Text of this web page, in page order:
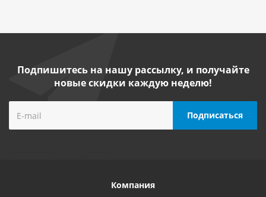
Подпишитесь на нашу рассылку, и получайте
новые скидки каждую неделю!
Компания